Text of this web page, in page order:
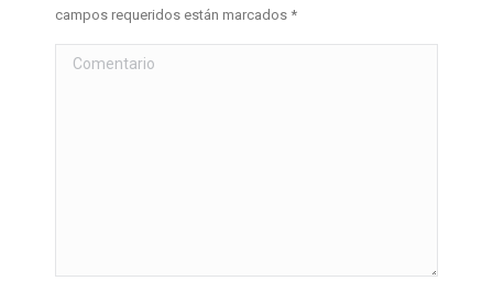
campos requeridos están marcados *
Comentario